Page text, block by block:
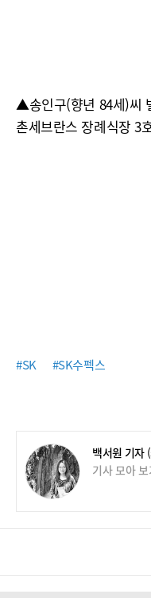
▲송인구(향년 84세)씨
촌세브란스 장례식장 3
#SK #SK수펙스
백서원 기자
기사 모아